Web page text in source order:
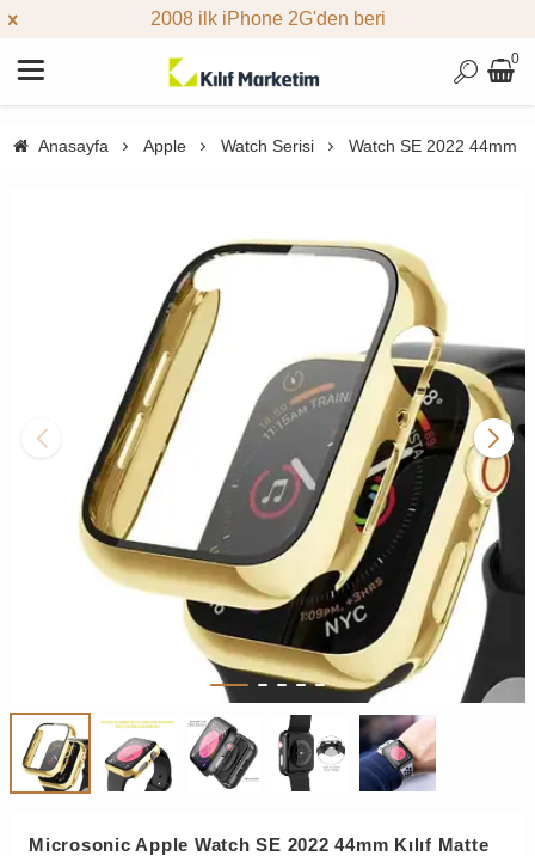
2008 ilk iPhone 2G'den beri
0
Anasayfa Apple Watch Serisi Watch SE 2022 44mm
Microsonic Apple Watch SE 2022 44mm Kılıf Matte